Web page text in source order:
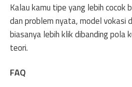
Kalau kamu tipe yang lebih cocok
dan problem nyata, model vokasi
biasanya lebih klik dibanding pola
teori.
FAQ